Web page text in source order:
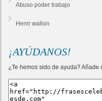
Abuso poder trabajo
Henri wallon
¡AYÚDANOS!
¿Te hemos sido de ayuda?